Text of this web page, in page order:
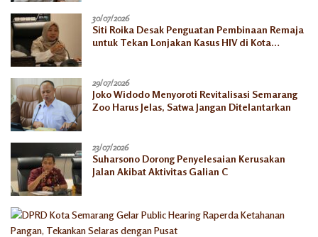
30/07/2026
Siti Roika Desak Penguatan Pembinaan Remaja
untuk Tekan Lonjakan Kasus HIV di Kota
29/07/2026
Joko Widodo Menyoroti Revitalisasi Semarang
Zoo Harus Jelas, Satwa Jangan Ditelantarkan
23/07/2026
Suharsono Dorong Penyelesaian Kerusakan
Jalan Akibat Aktivitas Galian C